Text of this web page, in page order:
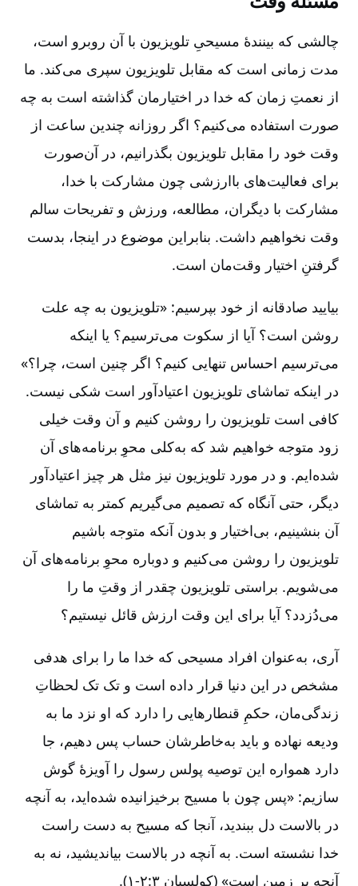
چالشی که بینندۀ مسیحیِ تلویزیون با آن روبرو است،
مدت زمانی است که مقابل تلویزیون سپری می‌کند. ما
از نعمتِ زمان که خدا در اختیارمان گذاشته است به چه
صورت استفاده می‌کنیم؟ اگر روزانه چندین ساعت از
وقت خود را مقابل تلویزیون بگذرانیم، در آن‌صورت
برای فعالیت‌های باارزشی چون مشارکت با خدا،
مشارکت با دیگران، مطالعه، ورزش و تفریحات سالم
وقت نخواهیم داشت. بنابراین موضوع در اینجا، بدست
گرفتنِ اختیار وقت‌مان است.
بیایید صادقانه از خود بپرسیم: «تلویزیون به چه علت
روشن است؟ آیا از سکوت می‌ترسیم؟ یا اینکه
می‌ترسیم احساس تنهایی کنیم؟ اگر چنین است، چرا؟»
در اینکه تماشای تلویزیون اعتیادآور است شکی نیست.
کافی است تلویزیون را روشن کنیم و آن وقت خیلی
زود متوجه خواهیم شد که به‌کلی محوِ برنامه‌های آن
شده‌ایم. و در مورد تلویزیون نیز مثل هر چیز اعتیادآور
دیگر، حتی آنگاه که تصمیم می‌گیریم کمتر به تماشای
آن بنشینیم، بی‌اختیار و بدون آنکه متوجه باشیم
تلویزیون را روشن می‌کنیم و دوباره محوِ برنامه‌های آن
می‌شویم. براستی تلویزیون چقدر از وقتِ ما را
می‌دُزدد؟ آیا برای این وقت ارزش قائل نیستیم؟
آری، به‌عنوان افراد مسیحی که خدا ما را برای هدفی
مشخص در این دنیا قرار داده است و تک تک لحظاتِ
زندگی‌مان، حکمِ قنطارهایی را دارد که او نزد ما به
ودیعه نهاده و باید به‌خاطرشان حساب پس دهیم، جا
دارد همواره این توصیه پولس رسول را آویزۀ گوش
سازیم: «پس چون با مسیح برخیزانیده شده‌اید، به آنچه
در بالاست دل ببندید، آنجا که مسیح به دست راست
خدا نشسته است. به آنچه در بالاست بیاندیشید، نه به
آنچه بر زمین است» (کولسیان ۳:‏۱-۲).